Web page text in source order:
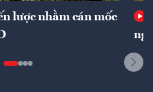
lược nhằm cán mốc